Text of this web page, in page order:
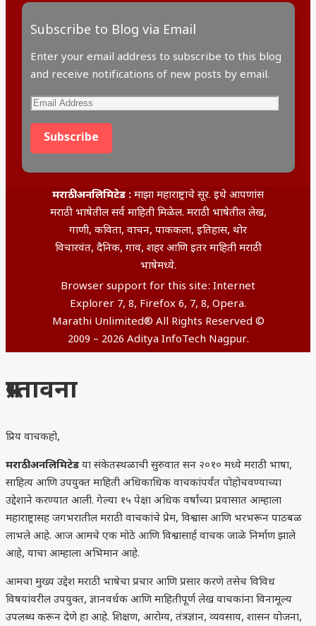
Subscribe to Blog via Email
Enter your email address to subscribe to this blog
and receive notifications of new posts by email.
Subscribe
मराठी अनलिमिटेड : माझा महाराष्ट्राचे सूर. इथे आपणांस
मराठी भाषेतील सर्व माहिती मिळेल. मराठी भाषेतील लेख,
गाणी, कविता, वाचन, पाककला, इतिहास, थोर
विचारवंत, दैनिक, गाव, शहर आणि इतर माहिती मराठी
भाषेमध्ये.
Browser support for this site: Internet
Explorer 7, 8, Firefox 6, 7, 8, Opera.
Marathi Unlimited® All Rights Reserved ©
2009 – 2026 Aditya InfoTech Nagpur.
प्रस्तावना
प्रिय वाचकहो,
मराठी अनलिमिटेड या संकेतस्थळाची सुरुवात सन २०१० मध्ये मराठी भाषा,
साहित्य आणि उपयुक्त माहिती अधिकाधिक वाचकांपर्यंत पोहोचवण्याच्या
उद्देशाने करण्यात आली. गेल्या १५ पेक्षा अधिक वर्षांच्या प्रवासात आम्हाला
महाराष्ट्रासह जगभरातील मराठी वाचकांचे प्रेम, विश्वास आणि भरभरून पाठबळ
लाभले आहे. आज आमचे एक मोठे आणि विश्वासार्ह वाचक जाळे निर्माण झाले
आहे, याचा आम्हाला अभिमान आहे.
आमचा मुख्य उद्देश मराठी भाषेचा प्रचार आणि प्रसार करणे तसेच विविध
विषयांवरील उपयुक्त, ज्ञानवर्धक आणि माहितीपूर्ण लेख वाचकांना विनामूल्य
उपलब्ध करून देणे हा आहे. शिक्षण, आरोग्य, तंत्रज्ञान, व्यवसाय, शासन योजना,